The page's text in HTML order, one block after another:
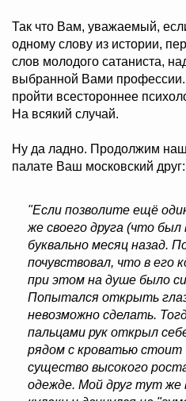
Так что Вам, уважаемый,
одному слову из истории,
слов молодого сатаниста,
выбранной Вами
пройти всестороннее
На всякий случай.
Ну да ладно. Продолжим
палате Ваш московский друг:
"Если позволите ещё
же своего друга (что
буквально месяц назад.
почувствовал, что в его
при этом на душе было
Попытался открыть
невозможно сделать.
пальцами рук открыл
рядом с кроватью стоит
существо высокого
одежде. Мой друг тут же